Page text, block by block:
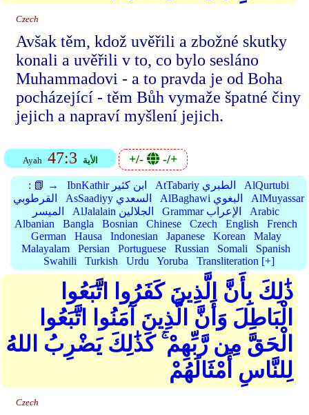
Czech
Avšak těm, kdož uvěřili a zbožné skutky
konali a uvěřili v to, co bylo sesláno
Muhammadovi - a to pravda je od Boha
pocházející - těm Bůh vymaže špatné činy
jejich a napraví myšlení jejich.
Ayah 47:3 الأية +/- -/+
: 📗 → IbnKathir ابن كثير AtTabariy الطبري
AlQurtubi
القرطوبي
AsSaadiyy السعدي AlBaghawi البغوي
AlMuyassar
الميسر
AlJalalain الجلالين Grammar الإعراب
Arabic
Albanian
Bangla Bosnian Chinese Czech English
French
German
Hausa Indonesian Japanese Korean
Malay
Malayalam
Persian Portuguese Russian Somali
Spanish
Swahili
Turkish Urdu Yoruba Transliteration [+]
ذَٰلِكَ بِأَنَّ الَّذِينَ كَفَرُوا اتَّبَعُوا
الْبَاطِلَ وَأَنَّ الَّذِينَ آمَنُوا اتَّبَعُوا
الْحَقَّ مِن رَّبِّهِمْ ۚ كَذَٰلِكَ يَضْرِبُ اللهُ
لِلنَّاسِ أَمْثَالَهُمْ
Czech